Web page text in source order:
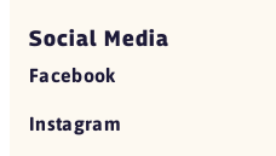
Social Media
Facebook
Instagram